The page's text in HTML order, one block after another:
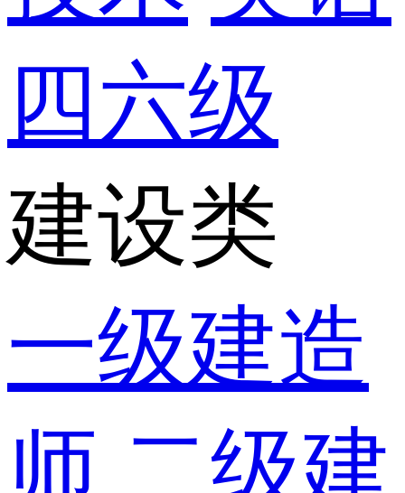
四六级
建设类
一级建造
师 二级建